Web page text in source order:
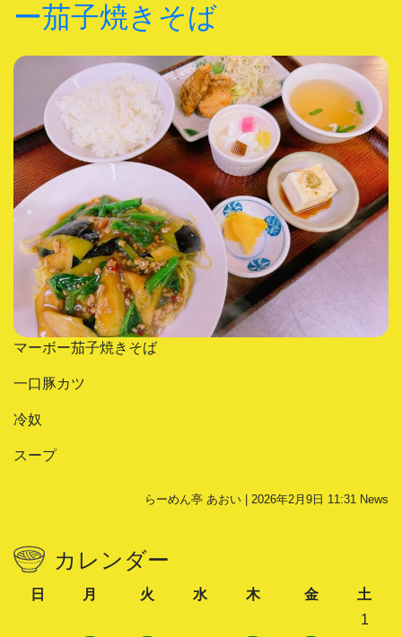
ー茄子焼きそば
マーボー茄子焼きそば
一口豚カツ
冷奴
スープ
らーめん亭 あおい | 2026年2月9日 11:31 News
カレンダー
日 月 火 水 木 金
土
1